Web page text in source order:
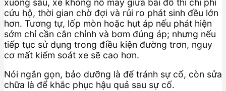
cứu hộ, thời gian chờ đợi và rủi ro phát sinh đều lớn
hơn. Tương tự, lốp mòn hoặc hụt áp nếu phát hiện
sớm chỉ cần cân chỉnh và bơm đúng áp; nhưng nếu
tiếp tục sử dụng trong điều kiện đường trơn, nguy
cơ mất kiểm soát xe sẽ cao hơn.
Nói ngắn gọn, bảo dưỡng là để tránh sự cố, còn sửa
chữa là để khắc phục hậu quả sau sự cố.